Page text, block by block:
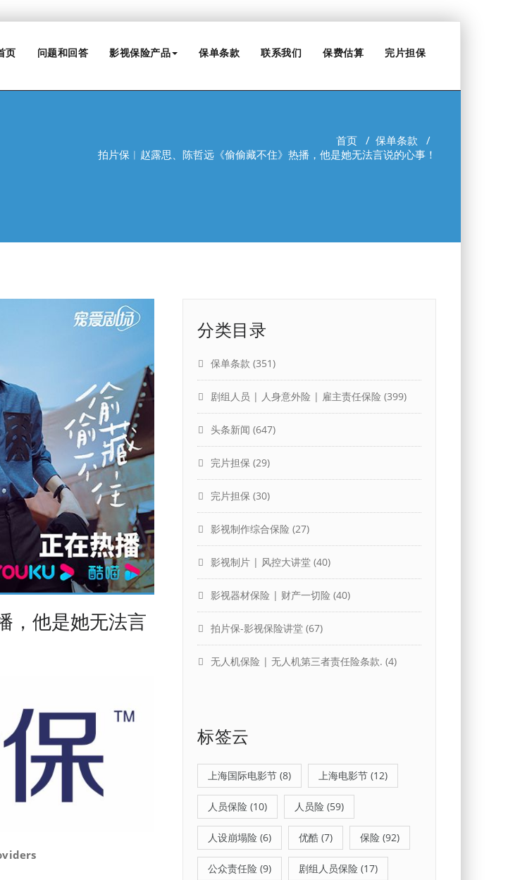
页 问题和回答 影视保险产品 保单条款 联系我们 保费估算 完片担保
首页 / 保单条款 /
拍片保︱赵露思、陈哲远《偷偷藏不住》热播，他是她无法言说的心事！
，他是她无法言
分类目录
保单条款 (351)
剧组人员 | 人身意外险 | 雇主责任保险 (399)
头条新闻 (647)
完片担保 (29)
完片担保 (30)
影视制作综合保险 (27)
影视制片 | 风控大讲堂 (40)
影视器材保险 | 财产一切险 (40)
拍片保-影视保险讲堂 (67)
无人机保险 | 无人机第三者责任险条款. (4)
标签云
上海国际电影节 (8) 上海电影节 (12)
人员保险 (10) 人员险 (59)
人设崩塌险 (6) 优酷 (7) 保险 (92)
公众责任险 (9) 剧组人员保险 (17)